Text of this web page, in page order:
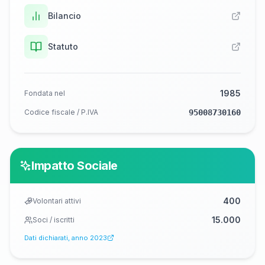
Bilancio
Statuto
Fondata nel 1985
Codice fiscale / P.IVA 95008730160
Impatto Sociale
Volontari attivi 400
Soci / iscritti 15.000
Dati dichiarati, anno 2023